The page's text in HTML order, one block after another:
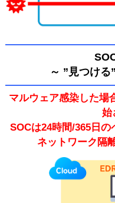
～ ”見つける
マルウェア感染した場
始
SOCは24時間/365日
ネットワーク隔